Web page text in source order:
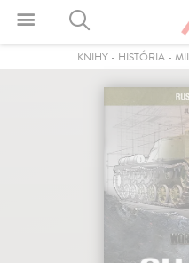
KNIHY - HISTÓRIA -